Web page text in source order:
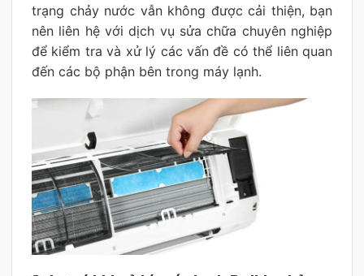
trạng chảy nước vẫn không được cải thiện, bạn
nên liên hệ với dịch vụ sửa chữa chuyên nghiệp
để kiểm tra và xử lý các vấn đề có thể liên quan
đến các bộ phận bên trong máy lạnh.